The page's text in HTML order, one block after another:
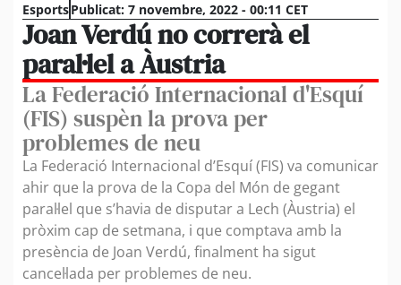
EsportsPublicat: 7 novembre, 2022 - 00:11 CET
Joan Verdú no correrà el
paral·lel a Àustria
La Federació Internacional d'Esquí
(FIS) suspèn la prova per
problemes de neu
La Federació Internacional d’Esquí (FIS) va comunicar
ahir que la prova de la Copa del Món de gegant
paral·lel que s’havia de disputar a Lech (Àustria) el
pròxim cap de setmana, i que comptava amb la
presència de Joan Verdú, finalment ha sigut
cancel·lada per problemes de neu.